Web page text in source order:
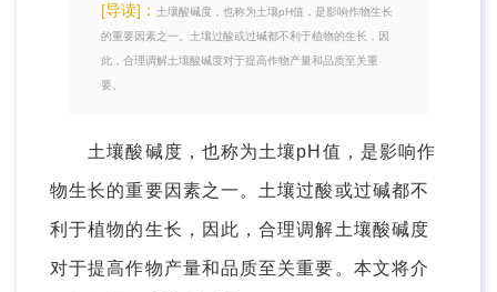
[导读]：
土壤酸碱度，也称为土壤pH值，是影响作物生长
的重要因素之一。土壤过酸或过碱都不利于植物的生长，因
此，合理调解土壤酸碱度对于提高作物产量和品质至关重
要。
土壤酸碱度，也称为土壤pH值，是影响作
物生长的重要因素之一。土壤过酸或过碱都不
利于植物的生长，因此，合理调解土壤酸碱度
对于提高作物产量和品质至关重要。本文将介